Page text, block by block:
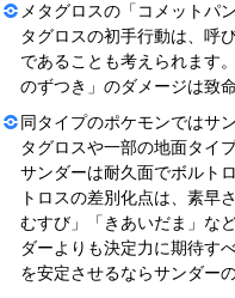
メタグロスの「コメットパ
タグロスの初手行動は、呼
であることも考えられます
のずつき」のダメージは致
同タイプのポケモンではサ
タグロスや一部の地面タイ
サンダーは耐久面でボルト
トロスの差別化点は、素早
むすび」「きあいだま」な
ダーよりも決定力に期待す
を安定させるならサンダー